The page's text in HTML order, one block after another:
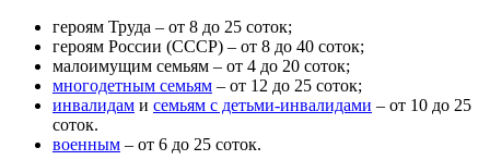
героям Труда – от 8 до 25 соток;
героям России (СССР) – от 8 до 40 соток;
малоимущим семьям – от 4 до 20 соток;
многодетным семьям – от 12 до 25 соток;
инвалидам и семьям с детьми-инвалидами – от 10 до 25
соток.
военным – от 6 до 25 соток.